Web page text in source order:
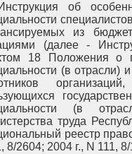
об
из
(далее -
18 Положения о
(в отрасли)
(в
труда
реестр
8/2604; 2004 г., N 111,